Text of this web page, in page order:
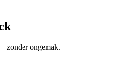
zonder ongemak.